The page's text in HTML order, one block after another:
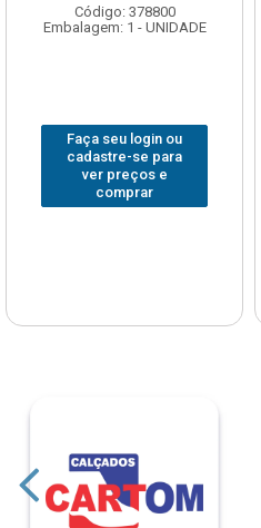
Código: 378800
Embalagem: 1 - UNIDADE
Faça seu login ou
cadastre-se para
ver preços e
comprar